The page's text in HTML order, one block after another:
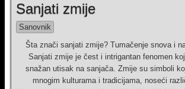
Sanjati zmije
Sanovnik
Šta znači sanjati zmije? Tumačenje snova i
Sanjati zmije je čest i intrigantan fenomen
snažan utisak na sanjača. Zmije su simboli
mnogim kulturama i tradicijama, noseći